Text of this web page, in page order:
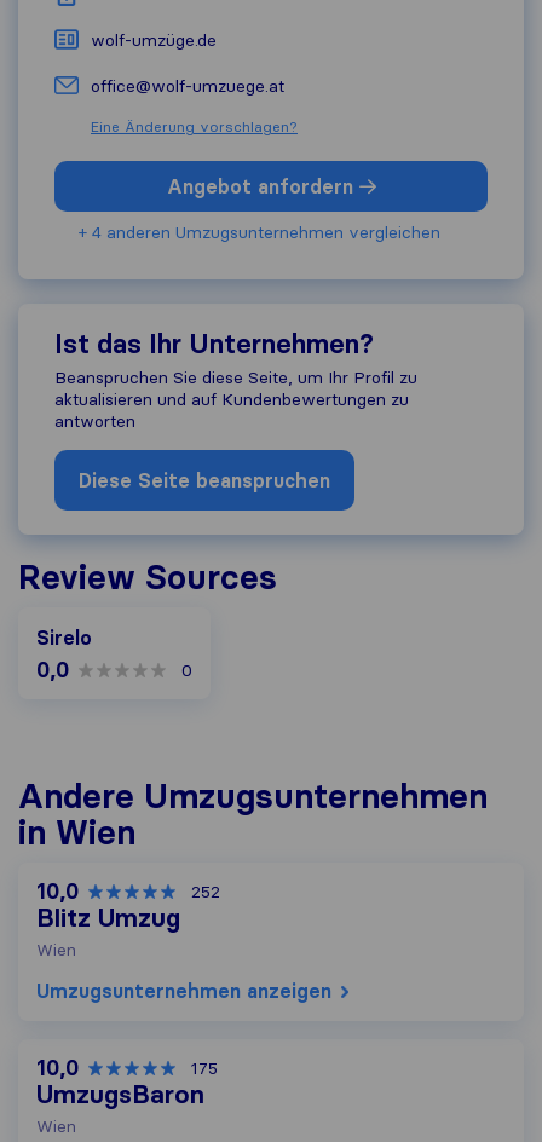
wolf-umzüge.de
office@wolf-umzuege.at
Eine Änderung vorschlagen?
Angebot anfordern
+ 4 anderen Umzugs​unternehmen vergleichen
Ist das Ihr Unternehmen?
Beanspruchen Sie diese Seite, um Ihr Profil zu
aktualisieren und auf Kundenbewertungen zu
antworten
Diese Seite beanspruchen
Review Sources
Sirelo
0,0 0
Andere Umzugs​unternehmen
in Wien
10,0 252
Blitz Umzug
Wien
Umzugs​unternehmen anzeigen
10,0 175
UmzugsBaron
Wien